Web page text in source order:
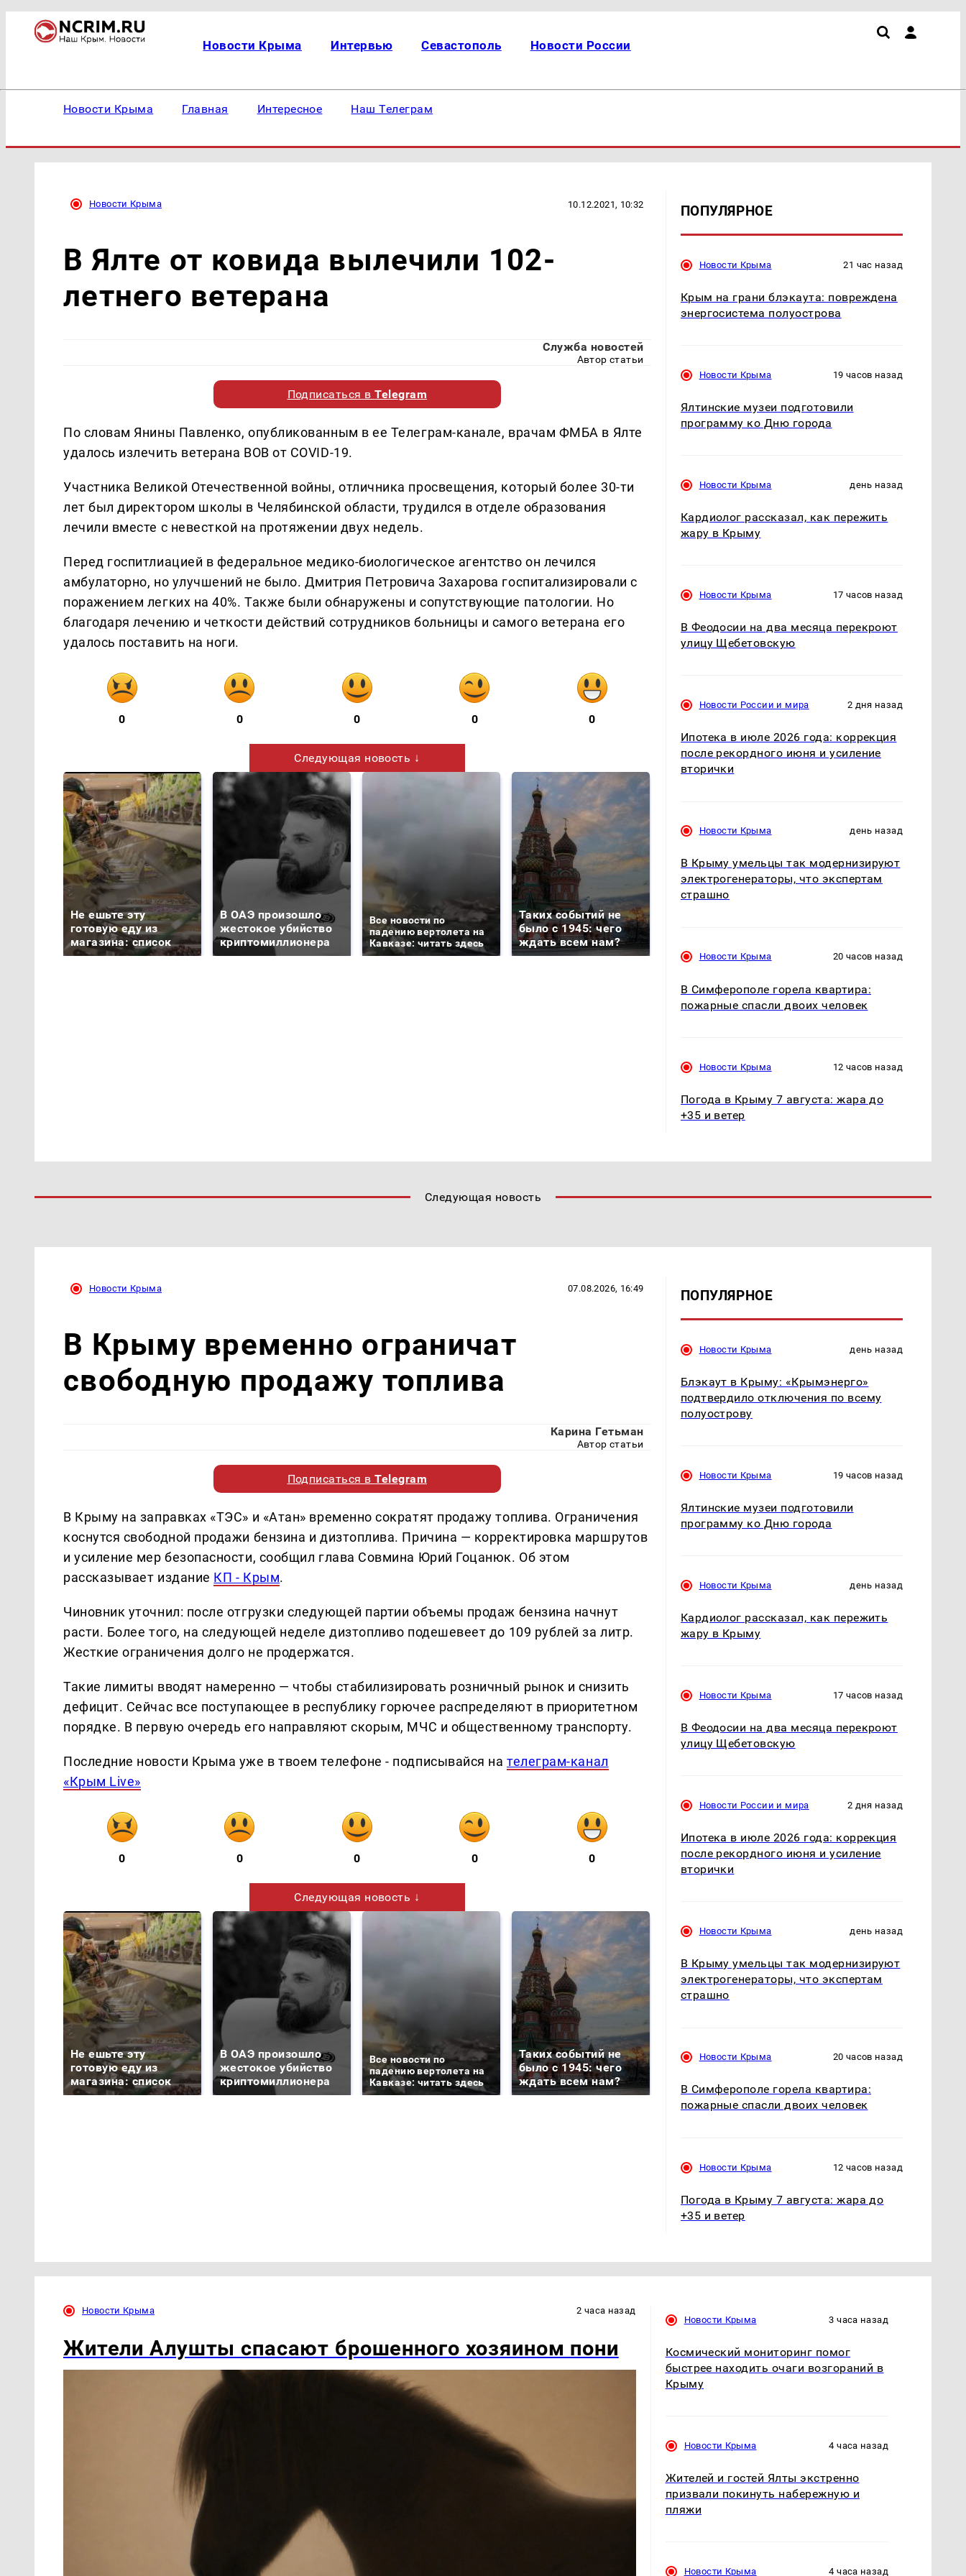
Новости Крыма Интервью Севастополь Новости России
Новости Крыма Главная Интересное Наш Телеграм
Новости Крыма 10.12.2021, 10:32
В Ялте от ковида вылечили 102-
летнего ветерана
Служба новостей
Автор статьи
Подписаться вTelegram
По словам Янины Павленко, опубликованным в ее Телеграм-канале, врачам ФМБА в Ялте
удалось излечить ветерана ВОВ от COVID-19.
Участника Великой Отечественной войны, отличника просвещения, который более 30-ти
лет был директором школы в Челябинской области, трудился в отделе образования
лечили вместе с невесткой на протяжении двух недель.
Перед госпитлиацией в федеральное медико-биологическое агентство он лечился
амбулаторно, но улучшений не было. Дмитрия Петровича Захарова госпитализировали с
поражением легких на 40%. Также были обнаружены и сопутствующие патологии. Но
благодаря лечению и четкости действий сотрудников больницы и самого ветерана его
удалось поставить на ноги.
0 0 0 0 0
Следующая новость ↓
Не ешьте эту
готовую еду из
магазина: список
В ОАЭ произошло
жестокое убийство
криптомиллионера
Все новости по
падению вертолета на
Кавказе: читать здесь
Таких событий не
было с 1945: чего
ждать всем нам?
ПОПУЛЯРНОЕ
Новости Крыма 21 час назад
Крым на грани блэкаута: повреждена
энергосистема полуострова
Новости Крыма 19 часов назад
Ялтинские музеи подготовили
программу ко Дню города
Новости Крыма день назад
Кардиолог рассказал, как пережить
жару в Крыму
Новости Крыма 17 часов назад
В Феодосии на два месяца перекроют
улицу Щебетовскую
Новости России и мира 2 дня назад
Ипотека в июле 2026 года: коррекция
после рекордного июня и усиление
вторички
Новости Крыма день назад
В Крыму умельцы так модернизируют
электрогенераторы, что экспертам
страшно
Новости Крыма 20 часов назад
В Симферополе горела квартира:
пожарные спасли двоих человек
Новости Крыма 12 часов назад
Погода в Крыму 7 августа: жара до
+35 и ветер
Следующая новость
Новости Крыма 07.08.2026, 16:49
В Крыму временно ограничат
свободную продажу топлива
Карина Гетьман
Автор статьи
Подписаться вTelegram
В Крыму на заправках «ТЭС» и «Атан» временно сократят продажу топлива. Ограничения
коснутся свободной продажи бензина и дизтоплива. Причина — корректировка маршрутов
и усиление мер безопасности, сообщил глава Совмина Юрий Гоцанюк. Об этом
рассказывает издание КП - Крым.
Чиновник уточнил: после отгрузки следующей партии объемы продаж бензина начнут
расти. Более того, на следующей неделе дизтопливо подешевеет до 109 рублей за литр.
Жесткие ограничения долго не продержатся.
Такие лимиты вводят намеренно — чтобы стабилизировать розничный рынок и снизить
дефицит. Сейчас все поступающее в республику горючее распределяют в приоритетном
порядке. В первую очередь его направляют скорым, МЧС и общественному транспорту.
Последние новости Крыма уже в твоем телефоне - подписывайся нателеграм-канал
«Крым Live»
0 0 0 0 0
Следующая новость ↓
Не ешьте эту
готовую еду из
магазина: список
В ОАЭ произошло
жестокое убийство
криптомиллионера
Все новости по
падению вертолета на
Кавказе: читать здесь
Таких событий не
было с 1945: чего
ждать всем нам?
В магазинах России
продукта: что купить?
полицейскую
ПОПУЛЯРНОЕ
Новости Крыма день назад
Блэкаут в Крыму: «Крымэнерго»
подтвердило отключения по всему
полуострову
Новости Крыма 19 часов назад
Ялтинские музеи подготовили
программу ко Дню города
Новости Крыма день назад
Кардиолог рассказал, как пережить
жару в Крыму
Новости Крыма 17 часов назад
В Феодосии на два месяца перекроют
улицу Щебетовскую
Новости России и мира 2 дня назад
Ипотека в июле 2026 года: коррекция
после рекордного июня и усиление
вторички
Новости Крыма день назад
В Крыму умельцы так модернизируют
электрогенераторы, что экспертам
страшно
Новости Крыма 20 часов назад
В Симферополе горела квартира:
пожарные спасли двоих человек
Новости Крыма 12 часов назад
Погода в Крыму 7 августа: жара до
+35 и ветер
Новости Крыма 2 часа назад
Жители Алушты спасают брошенного хозяином пони
Новости Крыма 3 часа назад
Космический мониторинг помог
быстрее находить очаги возгораний в
Крыму
Новости Крыма 4 часа назад
Жителей и гостей Ялты экстренно
призвали покинуть набережную и
пляжи
Новости Крыма 4 часа назад